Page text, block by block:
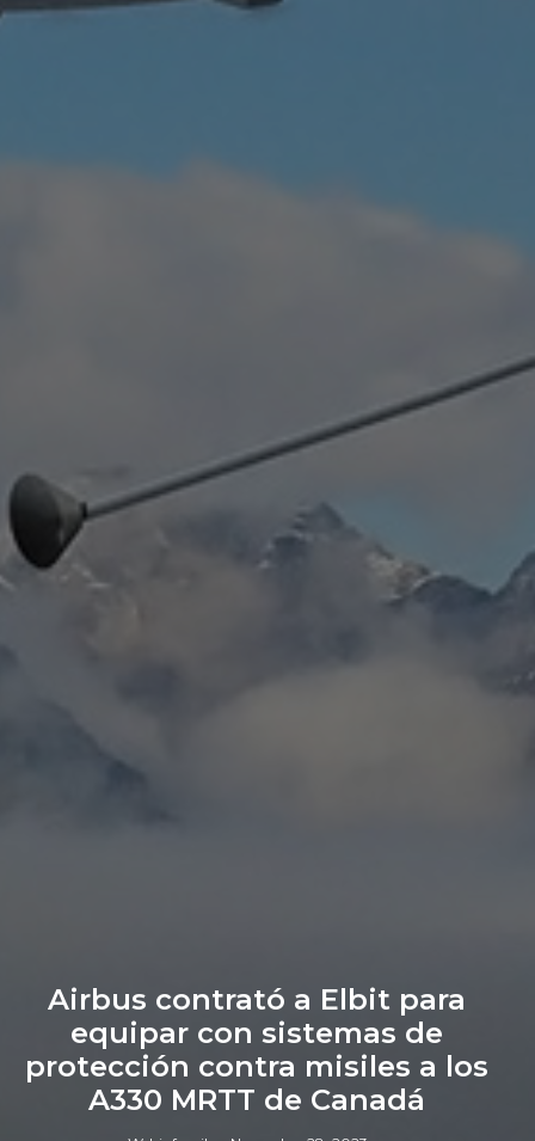
Airbus contrató a Elbit para
equipar con sistemas de
protección contra misiles a los
A330 MRTT de Canadá